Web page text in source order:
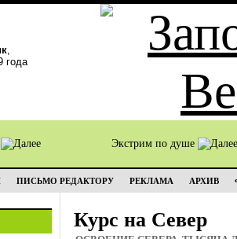
,
года
Экстрим по душе
ПИСЬМО РЕДАКТОРУ РЕКЛАМА АРХИВ
Курс на Север